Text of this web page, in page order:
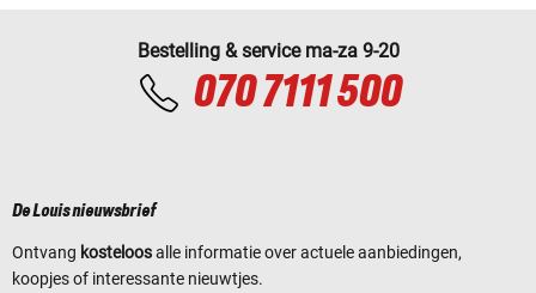
Bestelling & service ma-za 9-20
070 7111 500
De Louis nieuwsbrief
Ontvang kosteloosalle informatie over actuele aanbiedingen,
koopjes of interessante nieuwtjes.